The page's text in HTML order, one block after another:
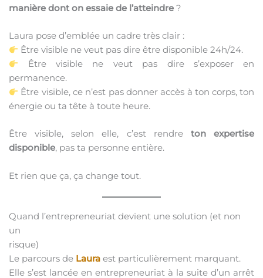
manière dont on essaie de l’atteindre?
Laura pose d’emblée un cadre très clair :
Être visible ne veut pas dire être disponible 24h/24.
Être visible ne veut pas dire s’exposer en
permanence.
Être visible, ce n’est pas donner accès à ton corps, ton
énergie ou ta tête à toute heure.
Être visible, selon elle, c’est rendreton expertise
disponible, pas ta personne entière.
Et rien que ça, ça change tout.
Quand l’entrepreneuriat devient une solution (et non
un
risque)
Le parcours de Lauraest particulièrement marquant.
Elle s’est lancée en entrepreneuriat à la suite d’un arrêt